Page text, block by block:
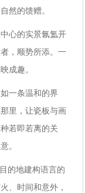
然的馈赠。
心的实景氤氲开
，顺势所添。一
成趣。
一条温和的界
里，让瓷板与画
若即若离的关
。
的地建构语言的
、时间和意外，